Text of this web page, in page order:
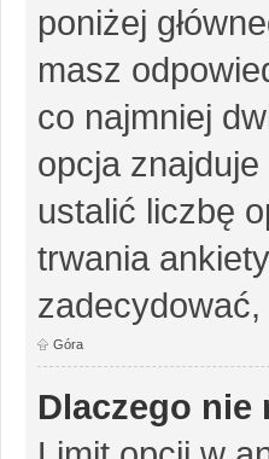
poniżej
masz
co najmniej
opcja
ustalić liczbę
trwania
Góra
Dlaczego